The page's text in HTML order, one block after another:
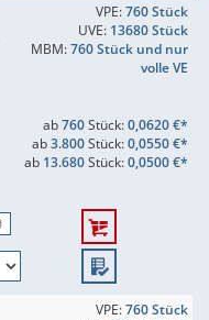
VPE:760 Stück
UVE: 13680 Stück
MBM:760 Stück und nur
volle VE
ab760Stück:0,0620 €*
ab3.800Stück:0,0550 €*
ab 13.680Stück:0,0500 €*
VPE:760 Stück